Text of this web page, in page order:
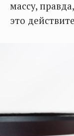
массу,
это